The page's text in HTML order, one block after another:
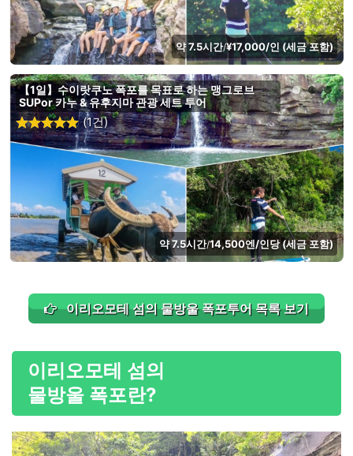
약 7.5시간/¥17,000/인 (세금 포함)
【1일】수이랏쿠노 폭포를 목표로 하는 맹그로브
SUPor 카누 & 유후지마 관광 세트 투어
(1건)
약 7.5시간/14,500엔/인당 (세금 포함)
이리오모테 섬의 물방울 폭포투어 목록 보기
이리오모테 섬의
물방울 폭포란?